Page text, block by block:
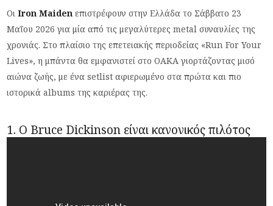
ΟιIron Maiden επιστρέφουν στην Ελλάδα το Σάββατο 23
Μαΐου 2026 για μία από τις μεγαλύτερες metal συναυλίες της
χρονιάς. Στο πλαίσιο της επετειακής περιοδείας «Run For Your
Lives», η μπάντα θα εμφανιστεί στο ΟΑΚΑ γιορτάζοντας μισό
αιώνα ζωής, με ένα setlist αφιερωμένο στα πρώτα και πιο
ιστορικά albums της καριέρας της.
1. Ο Bruce Dickinson είναι κανονικός πιλότος